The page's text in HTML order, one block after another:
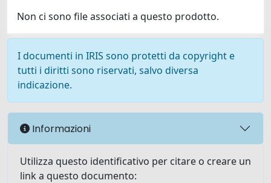
Non ci sono file associati a questo prodotto.
I documenti in IRIS sono protetti da copyright e
tutti i diritti sono riservati, salvo diversa
indicazione.
Informazioni
Utilizza questo identificativo per citare o creare un
link a questo documento: